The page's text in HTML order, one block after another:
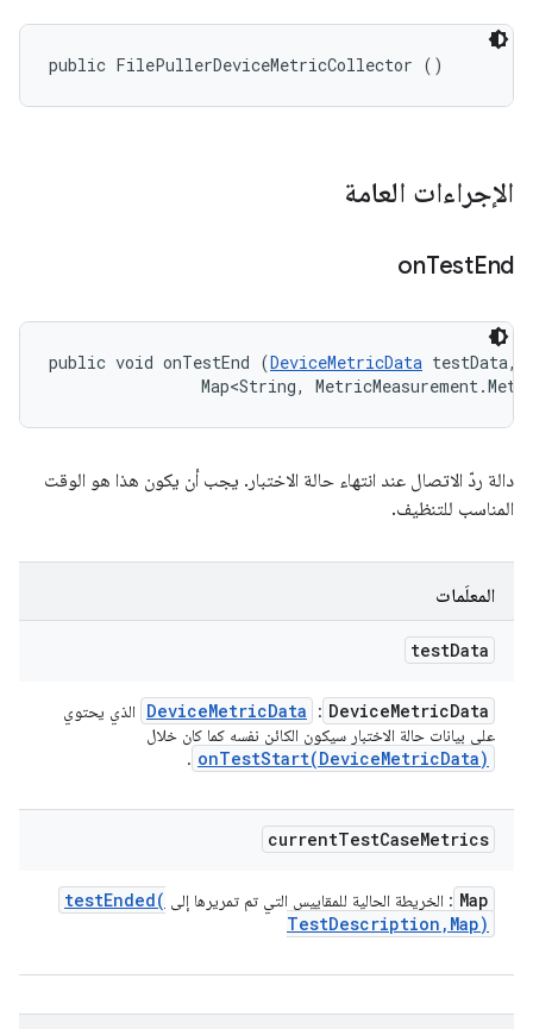
public FilePullerDeviceMetricCollector ()
الإجراءات العامة
onTestEnd
public void onTestEnd (DeviceMetricData testData,
Map<String,
دالة ردّ الاتصال عند انتهاء حالة الاختبار. يجب أن يكون هذا هو الوقت
المناسب للتنظيف.
المعلَمات
testData
DeviceMetricData
:
DeviceMetricData
الذي يحتوي
على بيانات حالة الاختبار سيكون الكائن نفسه كما كان خلال
onTestStart(DeviceMetricData)
.
currentTestCaseMetrics
Map : الخريطة الحالية للمقاييس التي تم تمريرها إلى testEnded(
TestDescription , Map)